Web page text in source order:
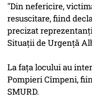
"Din nefericire,
resuscitare, fiind
precizat
Situaţii de Urgenţă
La faţa locului au
Pompieri Cîmpeni,
SMURD.